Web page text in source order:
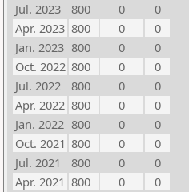
Jul. 2023
800 0
0
Apr. 2023 800 0
0
Jan. 2023 800 0
0
Oct. 2022 800 0
0
Jul. 2022
800 0
0
Apr. 2022 800 0
0
Jan. 2022 800 0
0
Oct. 2021 800 0
0
Jul. 2021
800 0
0
Apr. 2021 800 0
0